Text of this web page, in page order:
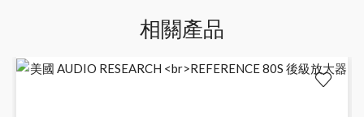
相關產品